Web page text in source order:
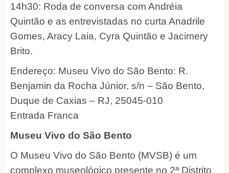
14h30: Roda de conversa com Andréia
Quintão e as entrevistadas no curta Anadrile
Gomes, Aracy Laia, Cyra Quintão e Jacimery
Brito.
Endereço: Museu Vivo do São Bento: R.
Benjamin da Rocha Júnior, s/n – São Bento,
Duque de Caxias – RJ, 25045-010
Entrada Franca
Museu Vivo do São Bento
O Museu Vivo do São Bento (MVSB) é um
complexo museológico presente no 2ª Distrito